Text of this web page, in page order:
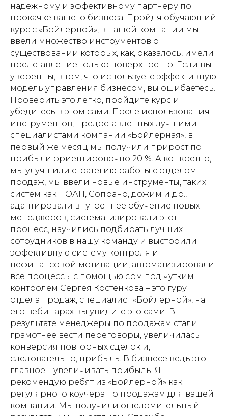
надежному и эффективному партнеру по
прокачке вашего бизнеса. Пройдя обучающий
курс с «Бойлерной», в нашей компании мы
ввели множество инструментов о
существовании которых, как, оказалось, имели
представление только поверхностно. Если вы
уверенны, в том, что используете эффективную
модель управления бизнесом, вы ошибаетесь.
Проверить это легко, пройдите курс и
убедитесь в этом сами. После использования
инструментов, предоставленных лучшими
специалистами компании «Бойлерная», в
первый же месяц мы получили прирост по
прибыли ориентировочно 20 %. А конкретно,
мы улучшили стратегию работы с отделом
продаж, мы ввели новые инструменты, таких
систем как ПОАП, Сопрано, дожим и др.,
адаптировали внутреннее обучение новых
менеджеров, систематизировали этот
процесс, научились подбирать лучших
сотрудников в нашу команду и выстроили
эффективную систему контроля и
нефинансовой мотивации, автоматизировали
все процессы с помощью срм под чутким
контролем Сергея Костенкова – это гуру
отдела продаж, специалист «Бойлерной», на
его вебинарах вы увидите это сами. В
результате менеджеры по продажам стали
грамотнее вести переговоры, увеличилась
конверсия повторных сделок и,
следовательно, прибыль. В бизнесе ведь это
главное – увеличивать прибыль. Я
рекомендую ребят из «Бойлерной» как
регулярного коучера по продажам для вашей
компании. Мы получили ошеломительный